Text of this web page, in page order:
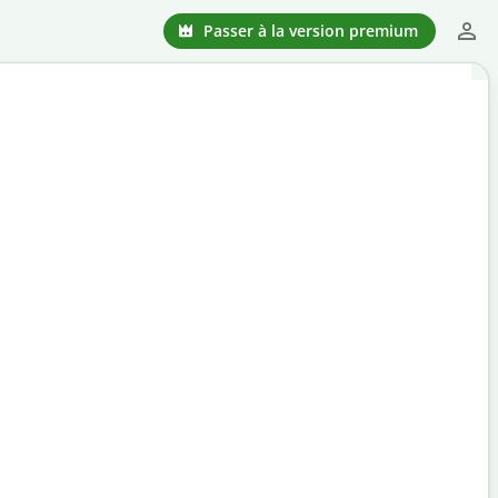
Passer à la version premium